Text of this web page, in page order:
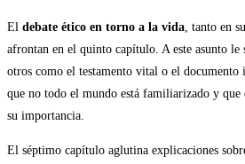
El debate ético en torno a la vida , tanto en
afrontan en el quinto capítulo. A este asunto le
otros como el testamento vital o el
que no todo el mundo está familiarizado y que
su importancia.
El séptimo capítulo aglutina explicaciones